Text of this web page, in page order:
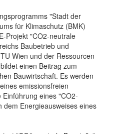
"Stadt der
für Klimaschutz (BMK)
Projekt "CO2-neutrale
Baubetrieb und
Wien und der Ressourcen
einen Beitrag zum
Bauwirtschaft. Es werden
emissionsfreien
eines "CO2-
dem Energieausweises eines